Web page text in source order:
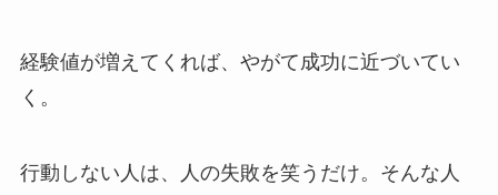
経験値が増えてくれば、やがて成功に近づいてい
く。
行動しない人は、人の失敗を笑うだけ。そんな人